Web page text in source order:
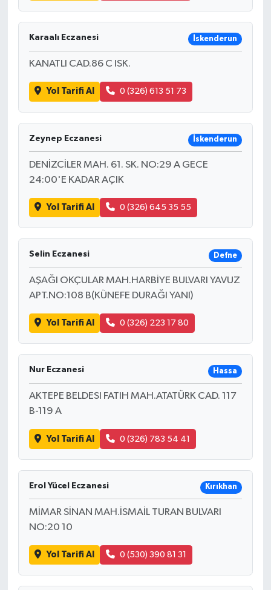
Karaalı Eczanesi İskenderun
KANATLI CAD.86 C ISK.
Yol Tarifi Al 0 (326) 613 51 73
Zeynep Eczanesi İskenderun
DENİZCİLER MAH. 61. SK. NO:29 A GECE
24:00'E KADAR AÇIK
Yol Tarifi Al 0 (326) 645 35 55
Selin Eczanesi Defne
AŞAĞI OKÇULAR MAH.HARBİYE BULVARI YAVUZ
APT.NO:108 B(KÜNEFE DURAĞI YANI)
Yol Tarifi Al 0 (326) 223 17 80
Nur Eczanesi Hassa
AKTEPE BELDESI FATIH MAH.ATATÜRK CAD. 117
B-119 A
Yol Tarifi Al 0 (326) 783 54 41
Erol Yücel Eczanesi Kırıkhan
MİMAR SİNAN MAH.İSMAİL TURAN BULVARI
NO:20 10
Yol Tarifi Al 0 (530) 390 81 31